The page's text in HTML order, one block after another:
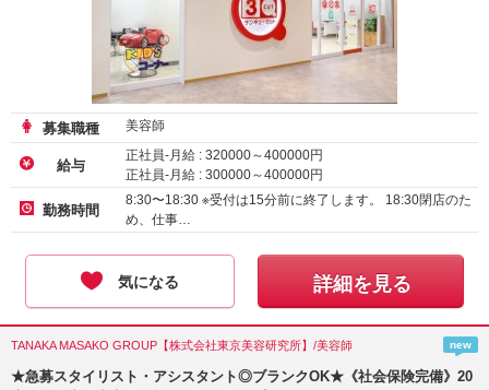
募集職種 美容師
給与
正社員-月給 : 320000～400000円
正社員-月給 : 300000～400000円
勤務時間
8:30〜18:30 ※受付は15分前に終了します。 18:30閉店のた
め、仕事…
気になる 詳細を見る
TANAKA MASAKO GROUP【株式会社東京美容研究所】/美容師 new
★急募スタイリスト・アシスタント◎ブランクOK★《社会保険完備》20